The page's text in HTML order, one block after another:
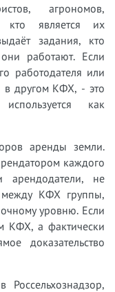
агрономов,
кто является их
задания, кто
работают. Если
работодателя или
в другом КФХ, - это
как
аренды земли.
каждого
арендодатели, не
между КФХ группы,
уровню. Если
КФХ, а фактически
доказательство